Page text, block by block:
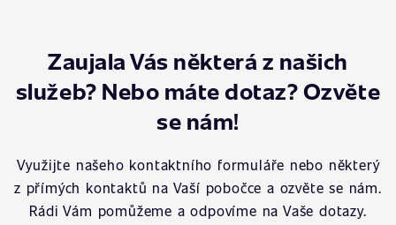
Zaujala Vás některá z našich
služeb? Nebo máte dotaz? Ozvěte
se nám!
Využijte našeho kontaktního formuláře nebo některý
z přímých kontaktů na Vaší pobočce a ozvěte se nám.
Rádi Vám pomůžeme a odpovíme na Vaše dotazy.